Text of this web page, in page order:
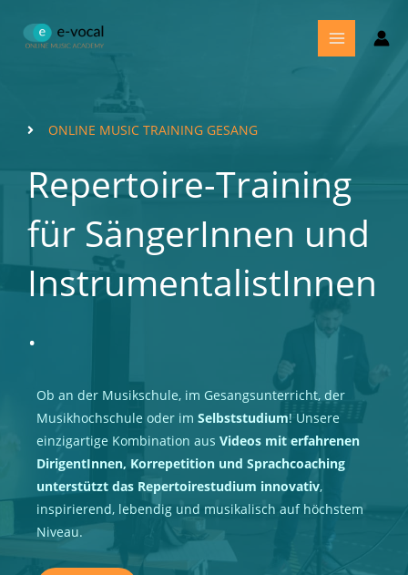
Inhalt
MAIN
MENU
ONLINE MUSIC TRAINING GESANG
Repertoire-Training
für SängerInnen und
InstrumentalistInnen
.
Ob an der Musikschule, im Gesangsunterricht, der
Musikhochschule oder im Selbststudium! Unsere
einzigartige Kombination aus Videos mit erfahrenen
DirigentInnen, Korrepetition und Sprachcoaching
unterstützt das Repertoirestudium innovativ,
inspirierend, lebendig und musikalisch auf höchstem
Niveau.